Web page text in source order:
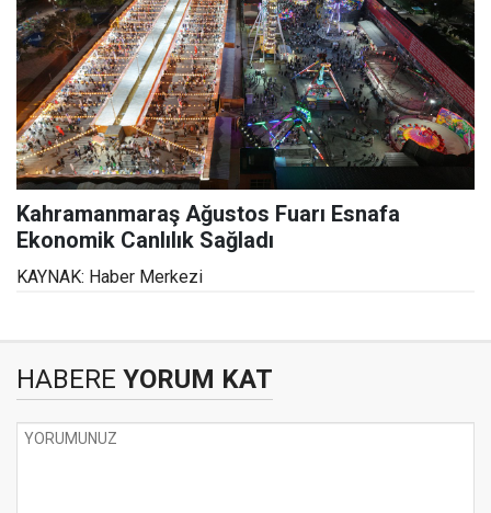
Kahramanmaraş Ağustos Fuarı Esnafa
Ekonomik Canlılık Sağladı
KAYNAK: Haber Merkezi
HABERE YORUM KAT